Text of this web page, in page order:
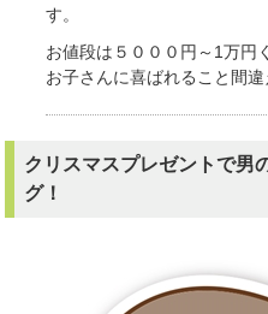
す。
お値段は５０００円～1万円
お子さんに喜ばれること間
クリスマスプレゼントで男
グ！